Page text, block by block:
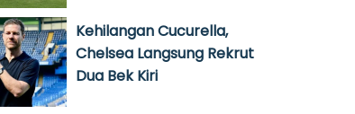
Kehilangan Cucurella,
Chelsea Langsung Rekrut
Dua Bek Kiri